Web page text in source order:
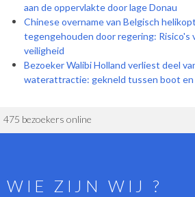
aan de oppervlakte door lage Donau
Chinese overname van Belgisch
tegengehouden door regering: Risico's
veiligheid
Bezoeker Walibi Holland verliest deel
waterattractie: gekneld tussen boot en
475 bezoekers online
WIE ZIJN WIJ ?